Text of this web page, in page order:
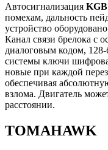
Автосигнализация
помехам, дальность
устройство
Канал связи брелока с
диалоговым кодом,
системы ключи
новые при каждой
обеспечивая
взлома. Двигатель
расстоянии.
TOMAHAWK